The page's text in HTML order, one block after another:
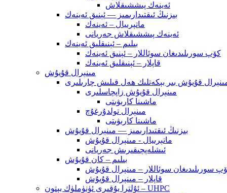
ئەينەك پىششىقلاش
بىزنىڭ ئىقتىدارىمىز — ئېنىق ئەينەك
ماتېرىيال – ئەينەك
ئەينەك پىششىقلاش جەريانى
بىلىم – ئېنىقلىق ئەينەك
كۆپ سورىلىدىغان سوئاللار – ئېنىق ئەينەك
قاپلار – ئېنىقلىق ئەينەك
مىنېرال قۇيۇش
قۇيۇش بىر بېكەتلىك ھەل قىلىش چارىلىرى
مىنېرال قۇيۇش زاپچاسلىرى
ماشىنا كارىۋىتى
مىنېرال تولدۇرغۇچ
ماشىنا كارىۋىتى
بىزنىڭ ئىقتىدارىمىز — مىنېرال قۇيۇش
ماتېرىيال - مىنېرال قۇيۇش
ئىشلەپچىقىرىش جەريانى
بىلىم – كان قۇيۇش
سورىلىدىغان سوئاللار – مىنېرال قۇيۇش
قاپلار – مىنېرال قۇيۇش
ئۇلترا يۇقىرى ئۈنۈملۈك بېتون – UHPC